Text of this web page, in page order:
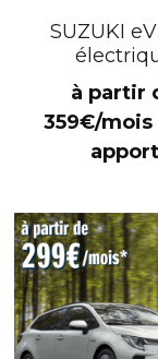
SUZUKI
à partir
359€/mois
apport